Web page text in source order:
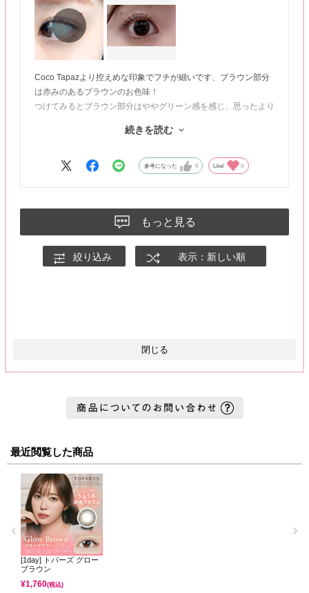
Coco Tapazより控えめな印象でフチが細いです、ブラウン部分
は赤みのあるブラウンのお色味！
つけてみるとブラウン部分はややグリーン感を感じ、思ったより
万人受けしそうなカーキブラウンでフチの存在感も主張は感じず
続きを読む
参考になった 0 Like! 0
もっと見る
絞り込み 表示：新しい順
閉じる
最近閲覧した商品
[1day] トパーズ グロー
ブラウン
¥1,760(税込)